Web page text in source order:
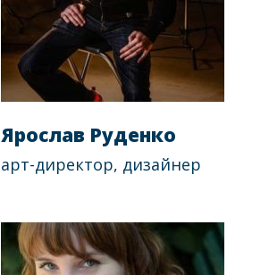
Ярослав Руденко
арт-директор, дизайнер